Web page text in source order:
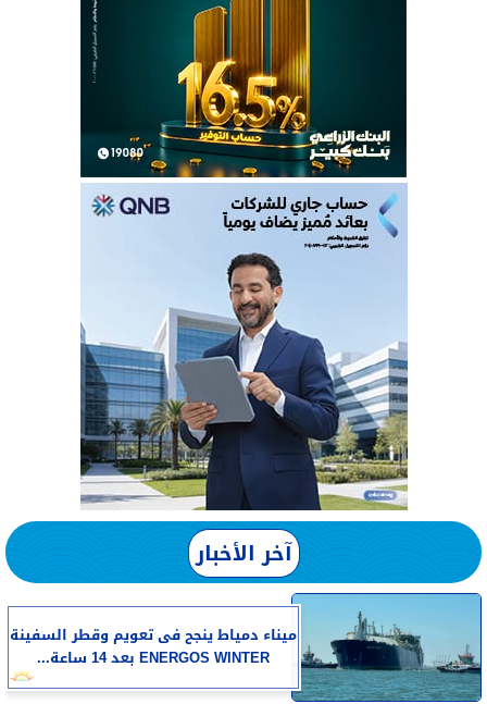
آخر الأخبار
​ميناء دمياط ينجح فى تعويم وقطر السفينة
ENERGOS WINTER بعد 14 ساعة...